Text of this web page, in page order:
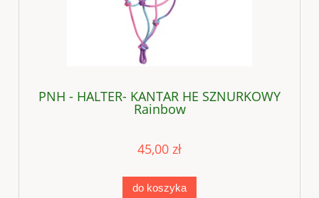
PNH - HALTER- KANTAR HE SZNURKOWY
Rainbow
45,00 zł
do koszyka